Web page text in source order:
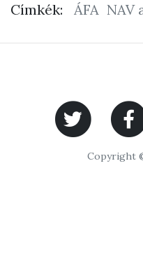
Címkék: ÁFA NAV
Copyright